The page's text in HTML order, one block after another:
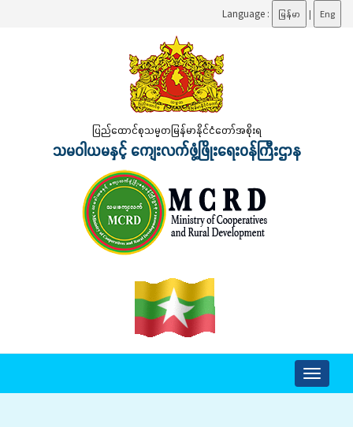
Language : မြန်မာ | Eng
ပြည်ထောင်စုသမ္မတမြန်မာနိုင်ငံတော်အစိုးရ
သမဝါယမနှင့် ကျေးလက်ဖွံ့ဖြိုးရေးဝန်ကြီးဌာန
Toggle